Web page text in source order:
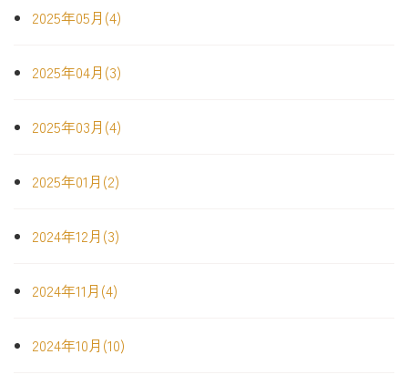
2025年05月(4)
2025年04月(3)
2025年03月(4)
2025年01月(2)
2024年12月(3)
2024年11月(4)
2024年10月(10)